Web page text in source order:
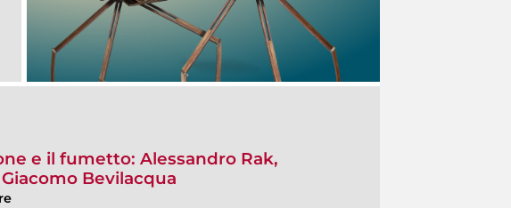
e il fumetto: Alessandro Rak,
Bevilacqua